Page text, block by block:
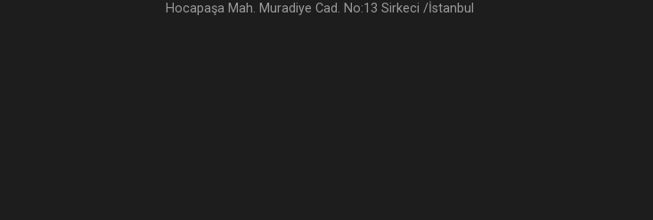
Hocapaşa Mah. Muradiye Cad. No:13 Sirkeci /İstanbul